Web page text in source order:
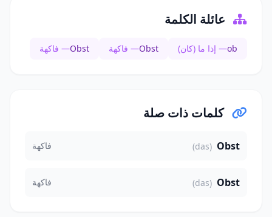
عائلة الكلمة
ob— إذا ما (كان) Obst— فاكهة Obst— فاكهة
كلمات ذات صلة
Obst
(das) فاكهة
Obst
(das) فاكهة